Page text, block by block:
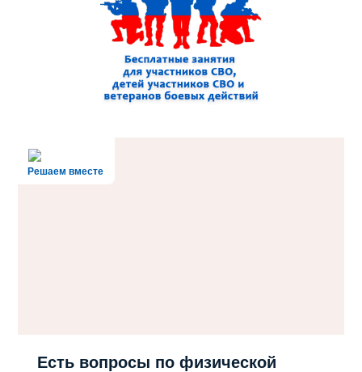
Решаем вместе
Есть вопросы по физической